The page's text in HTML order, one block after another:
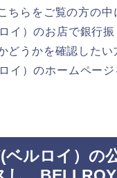
ちらをご覧の方の中
イ）のお店で銀行
どうかを確認したい
イ）のホームペー
ベルロイ）の